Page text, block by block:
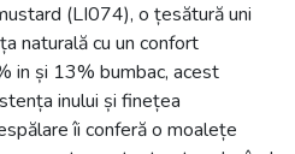
(LI074), o țesătură uni
naturală cu un confort
in și 13% bumbac, acest
inului și finețea
îi conferă o moalețe